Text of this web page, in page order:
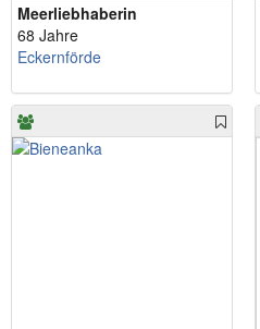
Meerliebhaberin
68 Jahre
Eckernförde